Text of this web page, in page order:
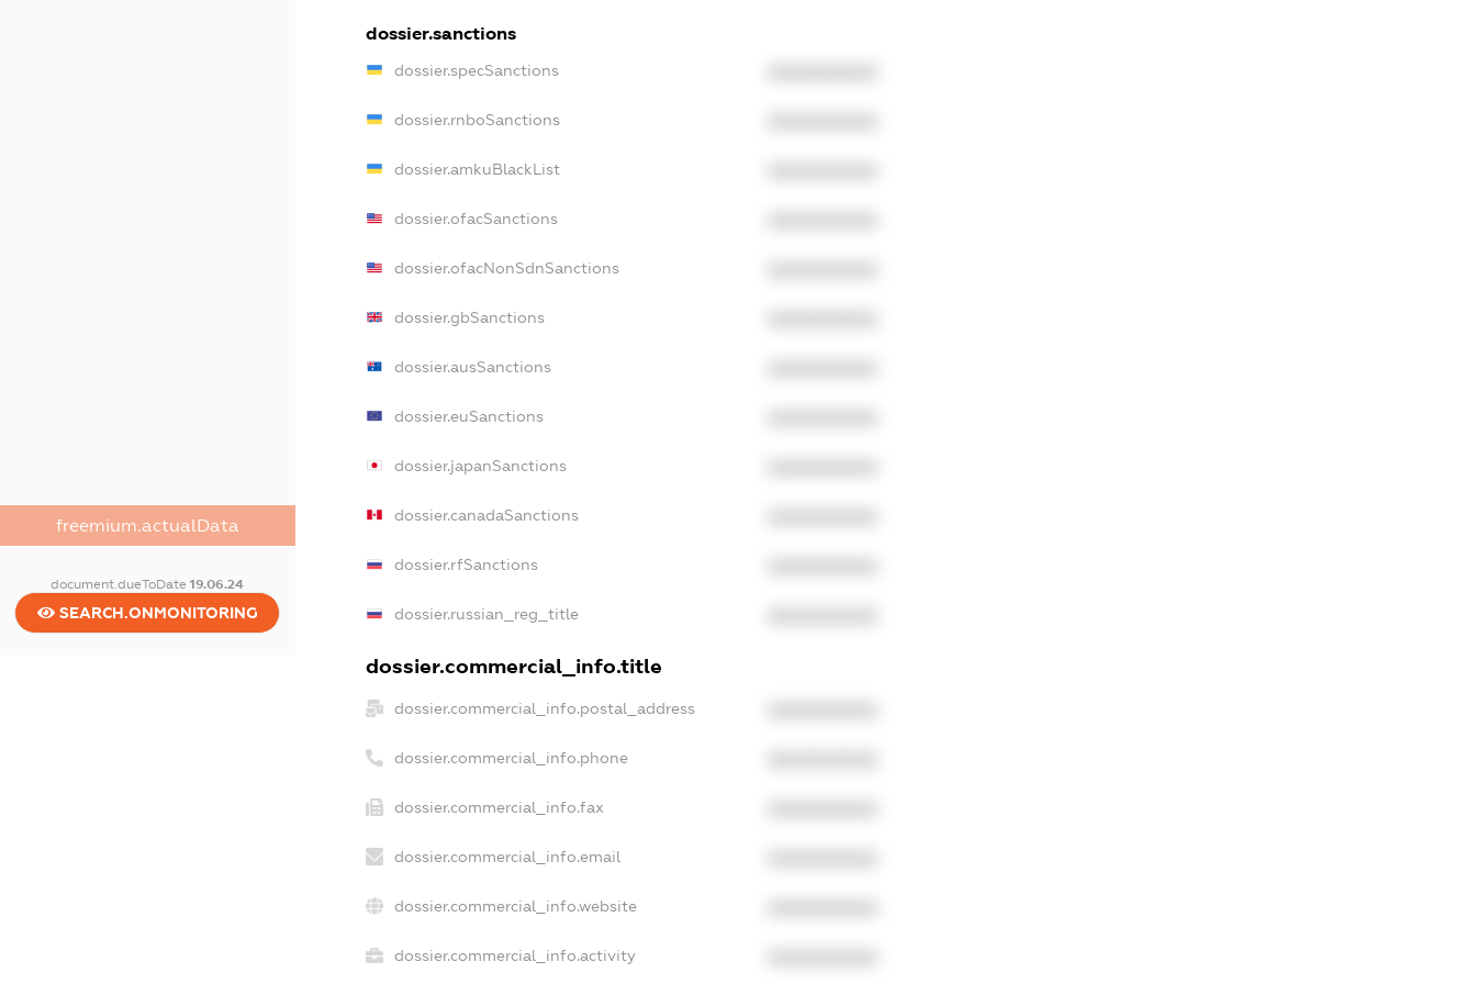
freemium.actualData
document.dueToDate19.06.24
SEARCH.ONMONITORING
dossier.sanctions
dossier.specSanctions
dossier.rnboSanctions
dossier.amkuBlackList
dossier.ofacSanctions
dossier.ofacNonSdnSanctions
dossier.gbSanctions
dossier.ausSanctions
dossier.euSanctions
dossier.japanSanctions
dossier.canadaSanctions
dossier.rfSanctions
dossier.russian_reg_title
dossier.commercial_info.title
dossier.commercial_info.postal_address
dossier.commercial_info.phone
dossier.commercial_info.fax
dossier.commercial_info.email
dossier.commercial_info.website
dossier.commercial_info.activity